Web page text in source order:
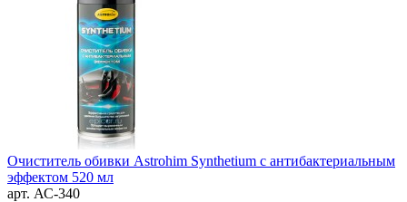
Очиститель обивки Astrohim Synthetium с антибактериальным
эффектом 520 мл
арт. АС-340